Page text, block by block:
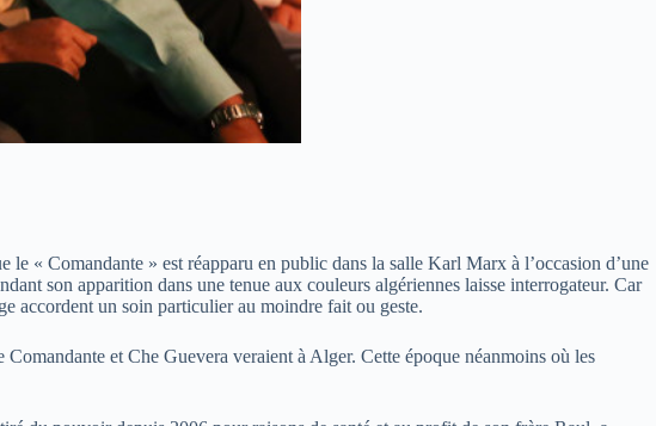
« Comandante » est réapparu en public dans la salle Karl Marx à l’occasion d’une
son apparition dans une tenue aux couleurs algériennes laisse interrogateur. Car
accordent un soin particulier au moindre fait ou geste.
et Che Guevera veraient à Alger. Cette époque néanmoins où les